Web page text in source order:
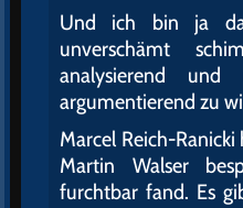
Und ich bin ja
unverschämt
analysierend und
argumentierend zu
Marcel Reich-
Martin Walser
furchtbar fand. Es